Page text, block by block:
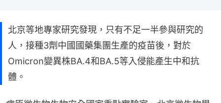
北京等地專家研究發現，只有不足一半參與研究的
人，接種3劑中國國藥集團生產的疫苗後，對於
Omicron變異株BA.4和BA.5等入侵能產生中和抗
體。